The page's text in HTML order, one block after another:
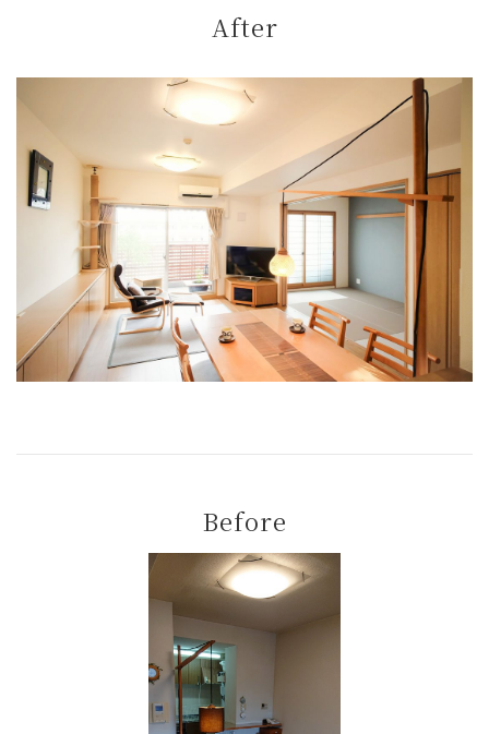
After
Before